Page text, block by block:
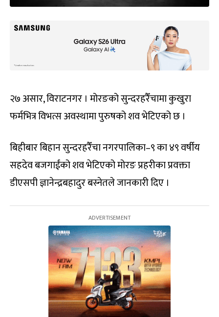
२७ असार, विराटनगर । मोरङको सुन्दरहरैँचामा कुखुरा
फर्मभित्र विभत्स अवस्थामा पुरुषको शव भेटिएको छ ।
बिहीबार बिहान सुन्दरहरैँचा नगरपालिका–९ का ४९ वर्षीय
सहदेव बजगाईंको शव भेटिएको मोरङ प्रहरीका प्रवक्ता
डीएसपी ज्ञानेन्द्रबहादुर बस्नेतले जानकारी दिए ।